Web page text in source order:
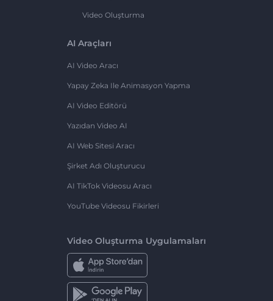
Video Oluşturma
AI Araçları
AI Video Aracı
Yapay Zeka Ile Animasyon Yapma
AI Video Editörü
Yazıdan Video AI
AI Web Sitesi Aracı
Şirket Adı Oluşturucu
AI TikTok Videosu Aracı
YouTube Videosu Fikirleri
Video Oluşturma Uygulamaları